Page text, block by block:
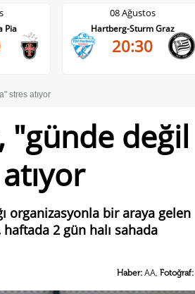
Graz
08 Ağustos
Westerlo-Union St.Gilloise
21:45
stres atıyor
"günde değil
organizasyonla bir araya gelen
2 gün halı sahada
Haber: AA, Fotoğraf: